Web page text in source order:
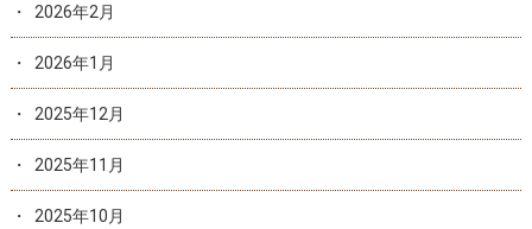
2026年2月
2026年1月
2025年12月
2025年11月
2025年10月